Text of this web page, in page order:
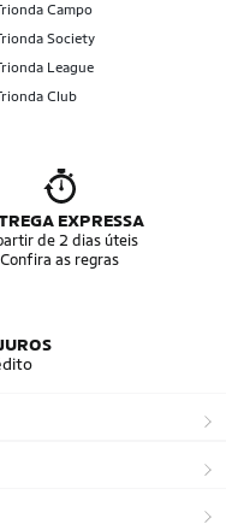
Campo
Society
League
Club
EXPRESSA
de 2 dias úteis
Confira as regras